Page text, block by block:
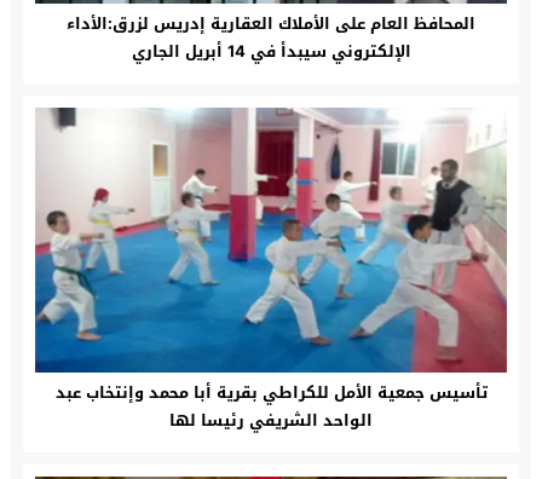
المحافظ العام على الأملاك العقارية إدريس لزرق:الأداء
الإلكتروني سيبدأ في 14 أبريل الجاري
تأسيس جمعية الأمل للكراطي بقرية أبا محمد وإنتخاب عبد
الواحد الشريفي رئيسا لها